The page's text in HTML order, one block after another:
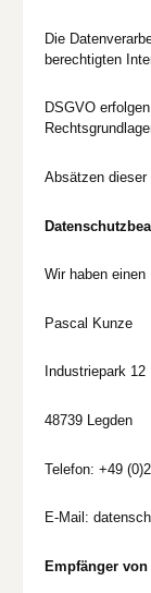
Die
berechtigten
DSGVO
Absätzen dieser
Wir haben
Pascal Kunze
Industriepark 12
48739 Legden
Telefon: +49
E-Mail:
Empfänger